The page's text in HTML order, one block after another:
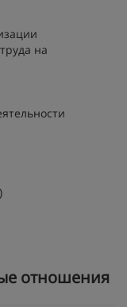
на
отношения